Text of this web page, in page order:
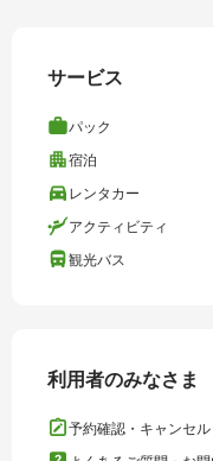
サービス
パック
宿泊
レンタカー
アクティビティ
観光バス
利用者のみなさま
予約確認・キャンセル